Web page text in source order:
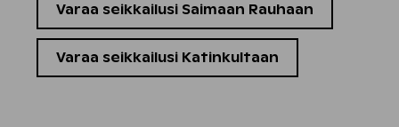
Varaa seikkailusi Saimaan Rauhaan
Varaa seikkailusi Katinkultaan